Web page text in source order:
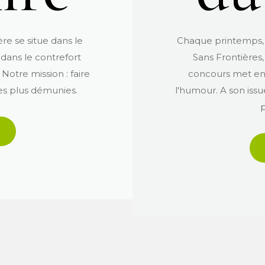
se situe dans le
dans le contrefort
mission : faire
plus démunies.
Chaque
Sans
concours met
l'humour. A son